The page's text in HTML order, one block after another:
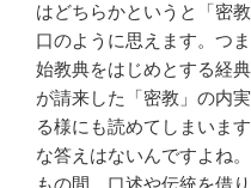
はどちらかというと「密
口のように思えます。つ
始教典をはじめとする経
が請来した「密教」の内
る様にも読めてしまいま
な答えはないんですよね
もの間、口述や伝統を借